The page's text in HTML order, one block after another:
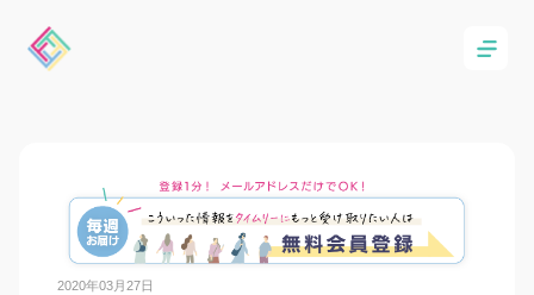
2020年03月27日